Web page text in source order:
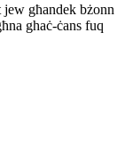
għandek bżonn
ghaċ-ċans fuq